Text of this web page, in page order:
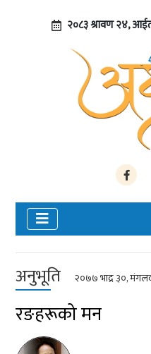
२०८३ श्रावण २४,
अनुभूति २०७७ भाद्र ३०,
रङहरूको मन